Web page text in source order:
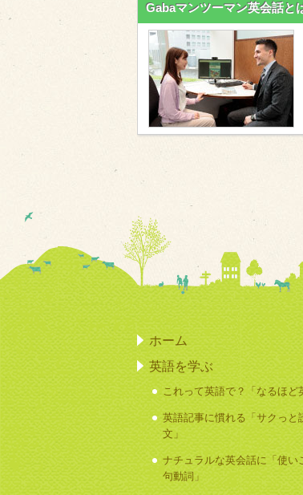
Gabaマンツーマン英会話と
ホーム
英語を学ぶ
これって英語で？「なるほど
英語記事に慣れる「サクっと
文」
ナチュラルな英会話に「使い
句動詞」